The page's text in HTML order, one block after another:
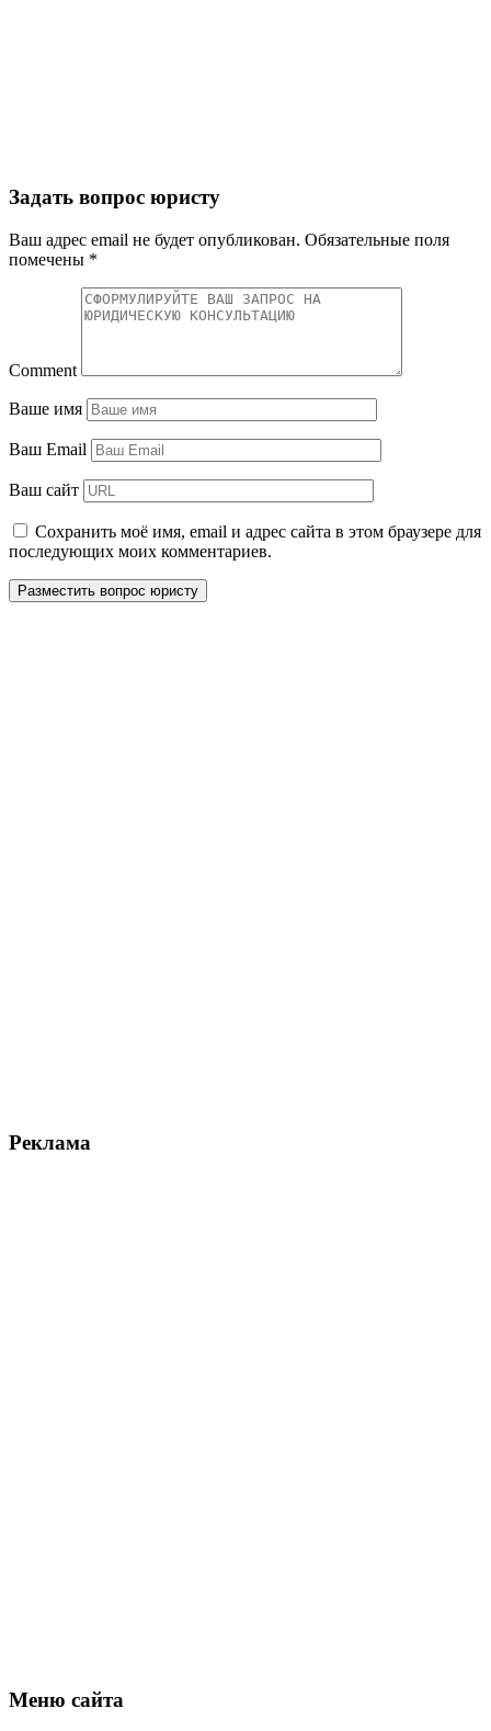
Задать вопрос юристу
Ваш адрес email не будет опубликован. Обязательные поля
помечены *
Comment
Ваше имя
Ваш Email
Ваш сайт
Сохранить моё имя, email и адрес сайта в этом браузере для
последующих моих комментариев.
Реклама
Меню сайта